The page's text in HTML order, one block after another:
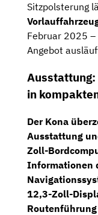
Sitzpolsterung
Februar 2025 –
Angebot
Ausstattung:
in
Der Kona
Ausstattung
Zoll-
Informationen
12,3-Zoll-